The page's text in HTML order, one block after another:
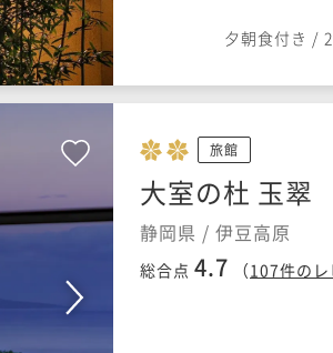
夕朝食付き /
旅館
大室の杜 玉翠
静岡県 / 伊豆高原
総合点 4.7 （107件の